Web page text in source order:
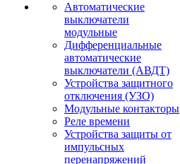
Автоматические
выключатели
модульные
Дифференциальные
автоматические
выключатели (АВДТ)
Устройства защитного
отключения (УЗО)
Модульные контакторы
Реле времени
Устройства защиты от
импульсных
перенапряжений